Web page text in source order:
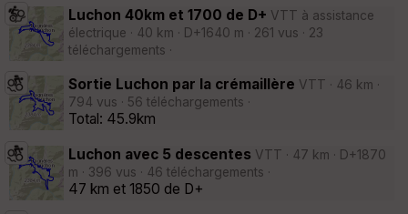
Luchon 40km et 1700 de D+ VTT à assistance
électrique · 40 km · D+1640 m · 261 vus · 23
téléchargements ·
Sortie Luchon par la crémaillère VTT · 46 km ·
794 vus · 56 téléchargements ·
Total: 45.9km
Luchon avec 5 descentes VTT · 47 km · D+1870
m · 396 vus · 46 téléchargements ·
47 km et 1850 de D+